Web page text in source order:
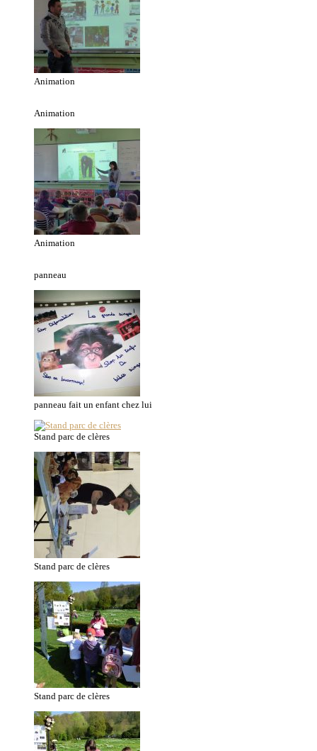
Animation
Animation
Animation
panneau
panneau fait un enfant chez lui
Stand parc de clères
Stand parc de clères
Stand parc de clères